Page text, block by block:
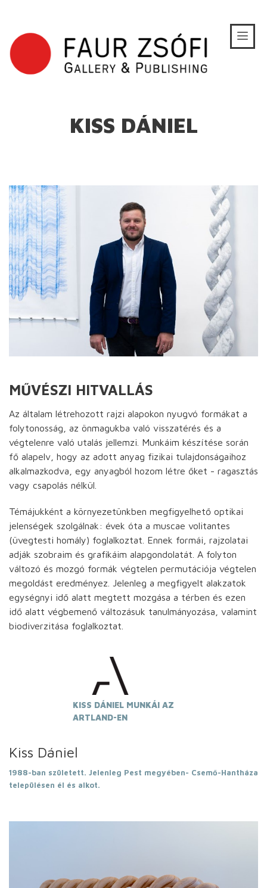
KISS DÁNIEL
MŰVÉSZI HITVALLÁS
Az általam létrehozott rajzi alapokon nyugvó formákat a
folytonosság, az önmagukba való visszatérés és a
végtelenre való utalás jellemzi. Munkáim készítése során
fő alapelv, hogy az adott anyag fizikai tulajdonságaihoz
alkalmazkodva, egy anyagból hozom létre őket - ragasztás
vagy csapolás nélkül.
Témájukként a környezetünkben megfigyelhető optikai
jelenségek szolgálnak: évek óta a muscae volitantes
(üvegtesti homály) foglalkoztat. Ennek formái, rajzolatai
adják szobraim és grafikáim alapgondolatát. A folyton
változó és mozgó formák végtelen permutációja végtelen
megoldást eredményez. Jelenleg a megfigyelt alakzatok
egységnyi idő alatt megtett mozgása a térben és ezen
idő alatt végbemenő változásuk tanulmányozása, valamint
biodiverzitása foglalkoztat.
KISS DÁNIEL MUNKÁI AZ
ARTLAND-EN
Kiss Dániel
1988-ban született. Jelenleg Pest megyében- Csemő-Hantháza
településen él és alkot.